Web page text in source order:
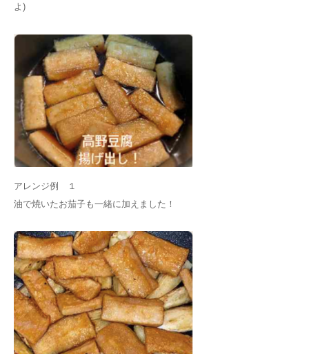
よ)
アレンジ例 １
油で焼いたお茄子も一緒に加えました！